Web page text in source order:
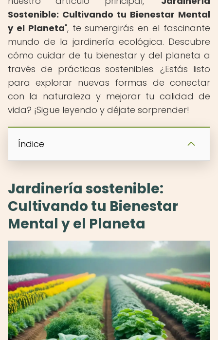
Sostenible: Cultivando tu Bienestar Mental
y el Planeta", te sumergirás en el fascinante
mundo de la jardinería ecológica. Descubre
cómo cuidar de tu bienestar y del planeta a
través de prácticas sostenibles. ¿Estás listo
para explorar nuevas formas de conectar
con la naturaleza y mejorar tu calidad de
vida? ¡Sigue leyendo y déjate sorprender!
Índice
Jardinería sostenible:
Cultivando tu Bienestar
Mental y el Planeta